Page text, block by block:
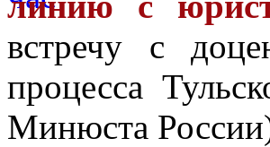
встречу с
процесса
Минюста